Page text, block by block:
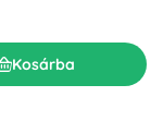
Kosárba